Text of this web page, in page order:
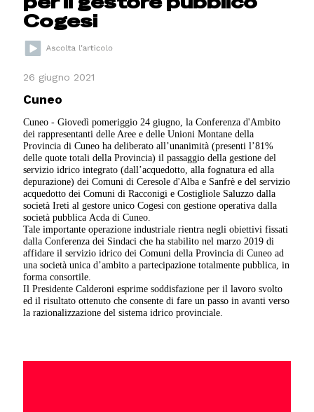
Cogesi
26 giugno 2021
Cuneo
Cuneo - Giovedì pomeriggio 24 giugno, la Conferenza d'Ambito
dei rappresentanti delle Aree e delle Unioni Montane della
Provincia di Cuneo ha deliberato all’unanimità (presenti l’81%
delle quote totali della Provincia) il passaggio della gestione del
servizio idrico integrato (dall’acquedotto, alla fognatura ed alla
depurazione) dei Comuni di Ceresole d'Alba e Sanfrè e del servizio
acquedotto dei Comuni di Racconigi e Costigliole Saluzzo dalla
società Ireti al gestore unico Cogesi con gestione operativa dalla
società pubblica Acda di Cuneo.
Tale importante operazione industriale rientra negli obiettivi fissati
dalla Conferenza dei Sindaci che ha stabilito nel marzo 2019 di
affidare il servizio idrico dei Comuni della Provincia di Cuneo ad
una società unica d’ambito a partecipazione totalmente pubblica, in
forma consortile.
Il Presidente Calderoni esprime soddisfazione per il lavoro svolto
ed il risultato ottenuto che consente di fare un passo in avanti verso
la razionalizzazione del sistema idrico provinciale.